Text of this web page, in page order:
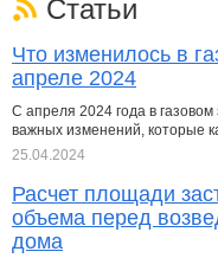
Статьи
Что изменилось в
апреле 2024
С апреля 2024 года в
важных изменений, которые
25.04.2024
Расчет площади
объема перед
дома